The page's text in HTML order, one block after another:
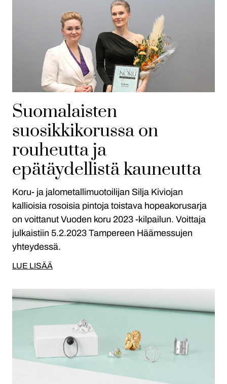
Suomalaisten
suosikkikorussa on
rouheutta ja
epätäydellistä kauneutta
Koru- ja jalometallimuotoilijan Silja Kiviojan
kallioisia rosoisia pintoja toistava hopeakorusarja
on voittanut Vuoden koru 2023 -kilpailun. Voittaja
julkaistiin 5.2.2023 Tampereen Häämessujen
yhteydessä.
LUE LISÄÄ